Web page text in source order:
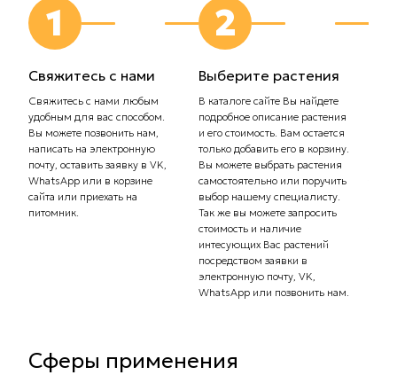
1
Свяжитесь с нами
Свяжитесь с нами любым
удобным для вас способом.
Вы можете позвонить нам,
написать на электронную
почту, оставить заявку в VK,
WhatsApp или в корзине
сайта или приехать на
питомник.
2
Выберите растения
В каталоге сайте Вы найдете
подробное описание растения
и его стоимость. Вам остается
только добавить его в корзину.
Вы можете выбрать растения
самостоятельно или поручить
выбор нашему специалисту.
Так же вы можете запросить
стоимость и наличие
интесующих Вас растений
посредством заявки в
электронную почту, VK,
WhatsApp или позвонить нам.
Сферы применения